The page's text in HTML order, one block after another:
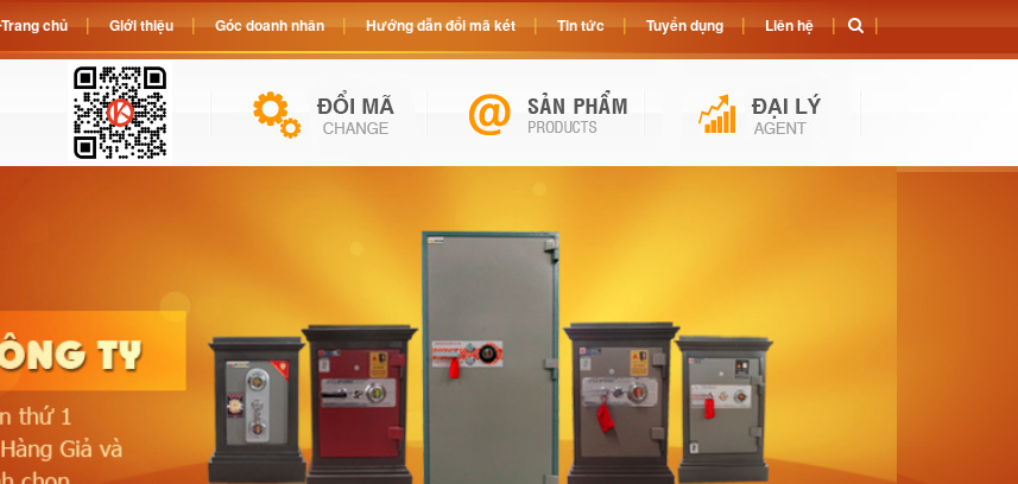
Trang chủ Giới thiệu Góc doanh nhân Hướng dẫn đổi mã két Tin tức Tuyển dụng Liên hệ